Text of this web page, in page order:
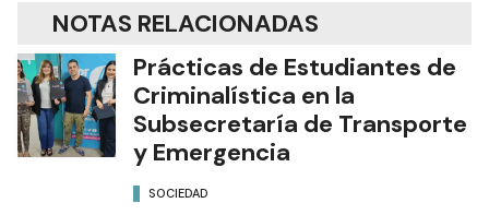
NOTAS RELACIONADAS
Prácticas de Estudiantes de
Criminalística en la
Subsecretaría de Transporte
y Emergencia
SOCIEDAD